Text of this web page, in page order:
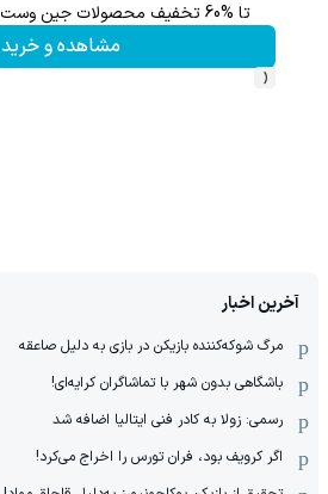
تا %60 تخفیف محصولات جین وست + خرید در 4 قسط
مشاهده و خرید
‹
آخرین اخبار
مرگ شوکه‌کننده بازیکن در بازی به دلیل صاعقه
باشگاهی بدون شهر با تماشاگران کرایه‌ای!
رسمی: زولا به کادر فنی ایتالیا اضافه شد
اگر کرویف بود، فران تورس را اخراج می‌کرد!